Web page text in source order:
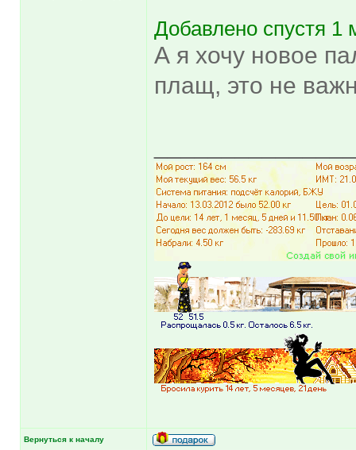
Добавлено спустя 1
А я хочу новое
плащ, это не
Вернуться к началу